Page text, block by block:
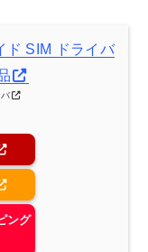
ド SIM ドライバ
ング